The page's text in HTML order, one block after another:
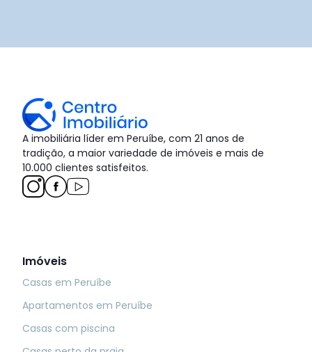
A imobiliária líder em Peruíbe, com 21 anos de
tradição, a maior variedade de imóveis e mais de
10.000 clientes satisfeitos.
Imóveis
Casas em Peruíbe
Apartamentos em Peruíbe
Casas com piscina